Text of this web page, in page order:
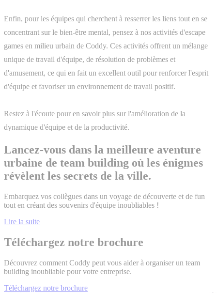
Enfin, pour les équipes qui cherchent à resserrer les liens tout en se
concentrant sur le bien-être mental, pensez à nos activités d'escape
games en milieu urbain de Coddy. Ces activités offrent un mélange
unique de travail d'équipe, de résolution de problèmes et
d'amusement, ce qui en fait un excellent outil pour renforcer l'esprit
d'équipe et favoriser un environnement de travail positif.
Restez à l'écoute pour en savoir plus sur l'amélioration de la
dynamique d'équipe et de la productivité.
Lancez-vous dans la meilleure aventure
urbaine de team building où les énigmes
révèlent les secrets de la ville.
Embarquez vos collègues dans un voyage de découverte et de fun
tout en créant des souvenirs d'équipe inoubliables !
Lire la suite
Téléchargez notre brochure
Découvrez comment Coddy peut vous aider à organiser un team
building inoubliable pour votre entreprise.
Téléchargez notre brochure